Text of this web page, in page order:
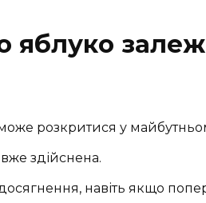
яблуко
розкритися у
здійснена.
навіть якщо